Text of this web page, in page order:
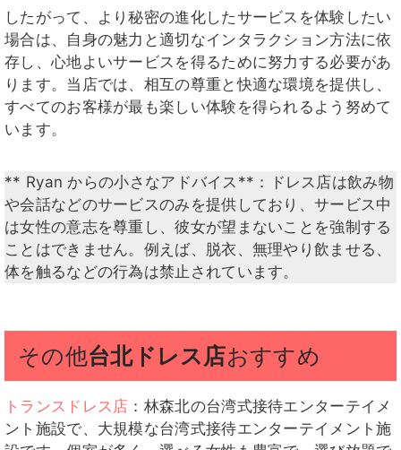
したがって、より秘密の進化したサービスを体験したい
場合は、自身の魅力と適切なインタラクション方法に依
存し、心地よいサービスを得るために努力する必要があ
ります。当店では、相互の尊重と快適な環境を提供し、
すべてのお客様が最も楽しい体験を得られるよう努めて
います。
** Ryan からの小さなアドバイス**：ドレス店は飲み物
や会話などのサービスのみを提供しており、サービス中
は女性の意志を尊重し、彼女が望まないことを強制する
ことはできません。例えば、脱衣、無理やり飲ませる、
体を触るなどの行為は禁止されています。
その他台北ドレス店おすすめ
トランスドレス店 ：林森北の台湾式接待エンターテイメ
ント施設で、大規模な台湾式接待エンターテイメント施